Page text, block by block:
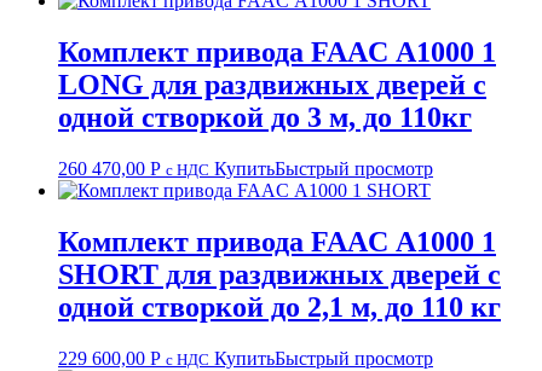
Комплект привода FAAC А1000 1
LONG для раздвижных дверей с
одной створкой до 3 м, до 110кг
260 470,00 Р с НДС КупитьБыстрый просмотр
Комплект привода FAAC А1000 1
SHORT для раздвижных дверей с
одной створкой до 2,1 м, до 110 кг
229 600,00 Р с НДС КупитьБыстрый просмотр